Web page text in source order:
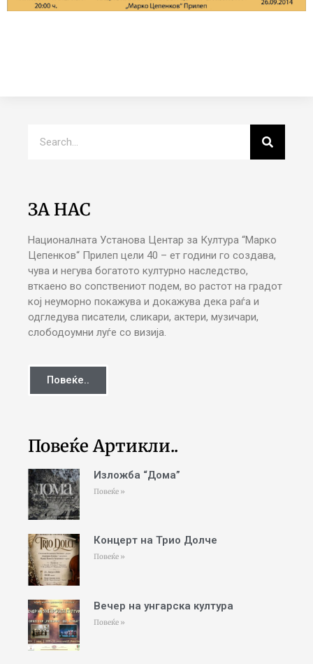
ЗА НАС
Националната Установа Центар за Култура “Марко
Цепенков“ Прилеп цели 40 – ет години го создава,
чува и негува богатото културно наследство,
вткаено во сопствениот подем, во растот на градот
кој неуморно покажува и докажува дека раѓа и
одгледува писатели, сликари, актери, музичари,
слободоумни луѓе со визија.
Повеќе..
Повеќе Артикли..
Изложба “Дома”
Повеќе »
Концерт на Трио Долче
Повеќе »
Вечер на унгарска култура
Повеќе »